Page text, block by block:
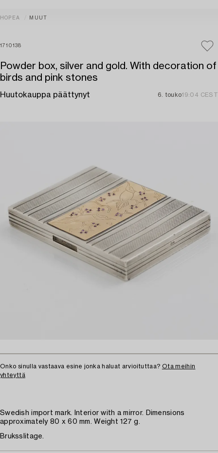
HOPEA MUUT
1710138
Powder box, silver and gold. With decoration of
birds and pink stones
Huutokauppa päättynyt 6. touko19:04 CEST
Onko sinulla vastaava esine jonka haluat arvioituttaa? Ota meihin
yhteyttä
Swedish import mark. Interior with a mirror. Dimensions
approximately 80 x 60 mm. Weight 127 g.
Bruksslitage.